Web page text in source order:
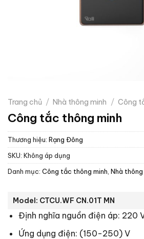
Trang chủ / Nhà thông minh / Công
Công tắc thông minh
Thương hiệu: Rạng Đông
SKU: Không áp dụng
Danh mục: Công tắc thông minh Nhà thông
Model: CTCU.WF CN.01T MN
Định nghĩa nguồn điện áp: 220
Ứng dụng điện: (150-250) V